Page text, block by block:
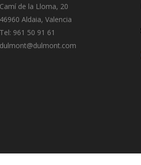
Camí de la Lloma, 20
46960 Aldaia, Valencia
Tel: 961 50 91 61
dulmont@dulmont.com